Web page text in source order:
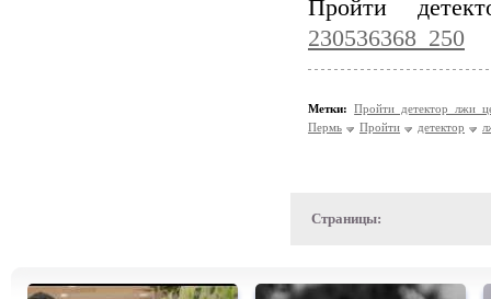
Пройти
230536368_250
Метки: Пройти детектор лжи
Пермь
Пройти детектор
Страницы: